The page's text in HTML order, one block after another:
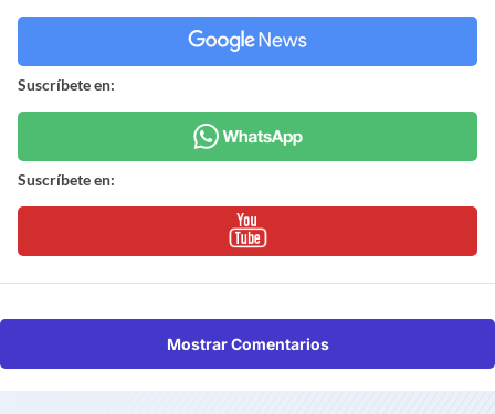
Suscríbete en:
Suscríbete en:
Mostrar Comentarios